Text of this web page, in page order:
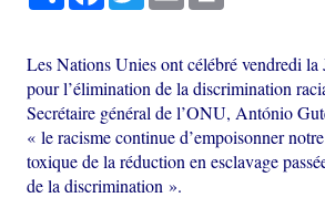
Les Nations Unies ont célébré vendredi la
pour l’élimination de la discrimination
Secrétaire général de l’ONU, António
« le racisme continue d’empoisonner
toxique de la réduction en esclavage
de la discrimination ».